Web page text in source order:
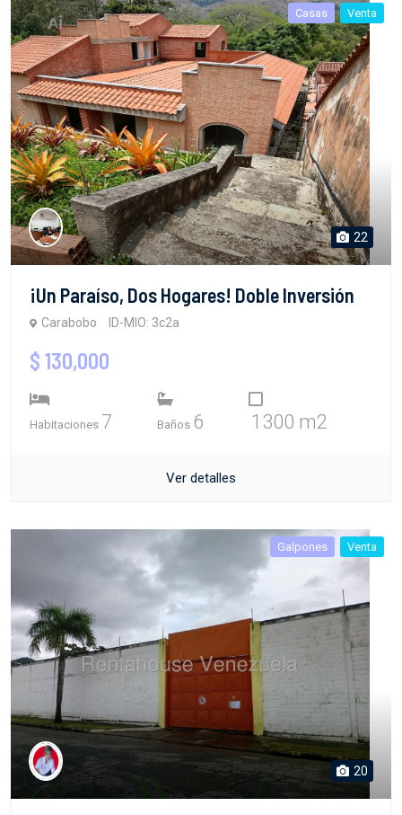
Casas Venta
22
¡Un Paraíso, Dos Hogares! Doble Inversión
Carabobo ID-MIO: 3c2a
$ 130,000
Habitaciones 7 Baños 6 1300 m2
Ver detalles
Galpones Venta
20